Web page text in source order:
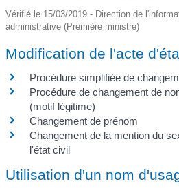
Vérifié le 15/03/2019 - Direction de
administrative (Première ministre)
Modification de l'acte
Procédure simplifiée de
Procédure de changement de
(motif légitime)
Changement de prénom
Changement de la mention du
l'état civil
Utilisation d'un nom